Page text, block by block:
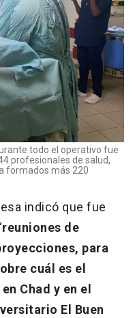
todo el operativo fue
profesionales de salud,
formados más 220
indicó que fue
reuniones de
para
cuál es el
Chad y en el
El Buen